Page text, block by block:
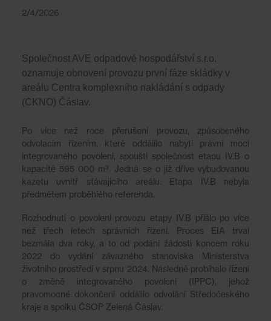
2/4/2026
Společnost AVE odpadové hospodářství s.r.o.
oznamuje obnovení provozu první fáze skládky v
areálu Centra komplexního nakládání s odpady
(CKNO) Čáslav.
Po více než roce přerušení provozu, způsobeného
odvolacím řízením, které oddálilo nabytí právní moci
integrovaného povolení, spouští společnost etapu IV.B o
kapacitě 595 000 m³. Jedná se o již dříve vybudovanou
kazetu uvnitř stávajícího areálu. Etapa IV.B nebyla
předmětem proběhlého referenda.
Rozhodnutí o povolení provozu etapy IV.B přišlo po více
než třech letech správních řízení. Proces EIA trval
bezmála dva roky, a to od podání žádosti koncem roku
2022 do vydání závazného stanoviska Ministerstva
životního prostředí v srpnu 2024. Následně probíhalo řízení
o změně integrovaného povolení (IPPC), jehož
pravomocné dokončení oddálilo odvolání Středočeského
kraje a spolku ČSOP Zelená Čáslav.